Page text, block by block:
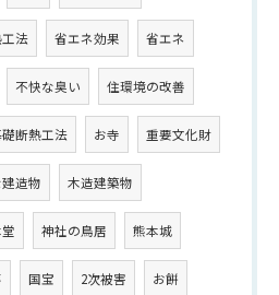
法 省エネ効果 省エネ
不快な臭い 住環境の改善
断熱工法 お寺 重要文化財
造物 木造建築物
神社の鳥居 熊本城
国宝 2次被害 お餅